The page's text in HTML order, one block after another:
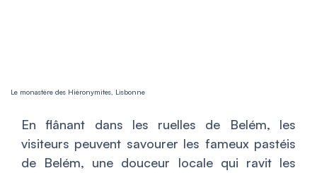
Le monastère des Hiéronymites, Lisbonne
En flânant dans les ruelles de Belém, les
visiteurs peuvent savourer les fameux pastéis
de Belém, une douceur locale qui ravit les